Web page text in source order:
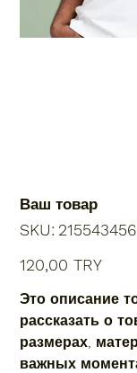
Ваш товар
SKU: SKU
21554345656
120,00 TRY
Это описание
рассказать о
размерах,
важных